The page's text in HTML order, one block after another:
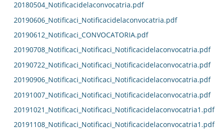
20180504_Notificacidelaconvocatria.pdf
20190606_Notificaci_Notificacidelaconvocatria.pdf
20190612_Notificaci_CONVOCATORIA.pdf
20190708_Notificaci_Notificaci_Notificacidelaconvocatria.pdf
20190722_Notificaci_Notificaci_Notificacidelaconvocatria.pdf
20190906_Notificaci_Notificaci_Notificacidelaconvocatria.pdf
20191007_Notificaci_Notificaci_Notificacidelaconvocatria.pdf
20191021_Notificaci_Notificaci_Notificacidelaconvocatria1.pdf
20191108_Notificaci_Notificaci_Notificacidelaconvocatria1.pdf